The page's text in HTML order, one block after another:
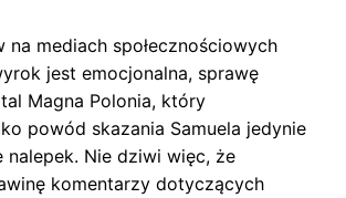
na mediach społecznościowych
jest emocjonalna, sprawę
Magna Polonia, który
powód skazania Samuela jedynie
nalepek. Nie dziwi więc, że
komentarzy dotyczących